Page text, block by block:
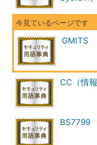
GMITS
CC（情
BS7799